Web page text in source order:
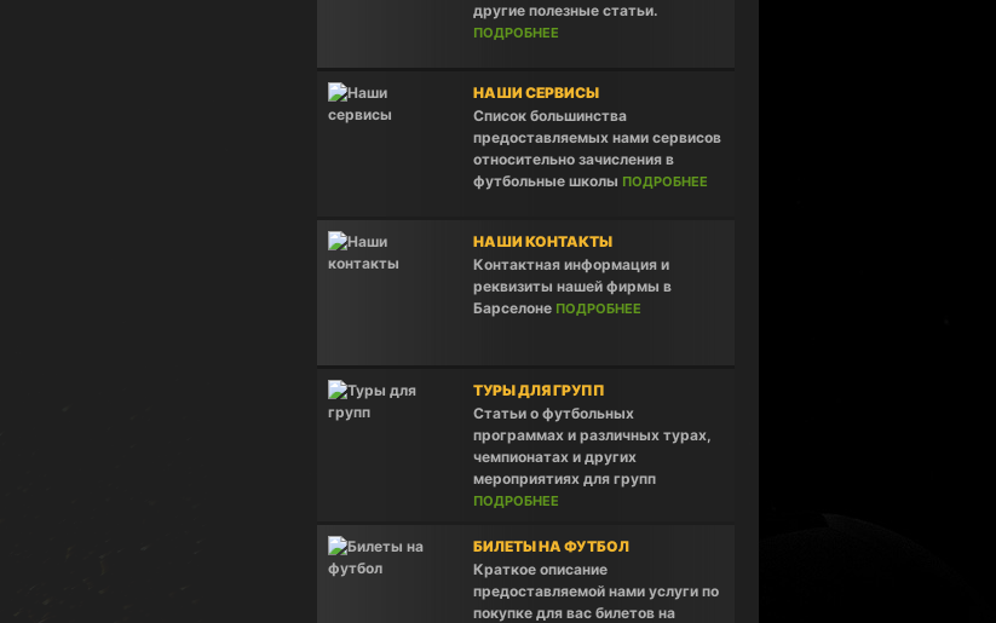
другие полезные статьи.
ПОДРОБНЕЕ
НАШИ СЕРВИСЫ
Список большинства
предоставляемых нами сервисов
относительно зачисления в
футбольные школы ПОДРОБНЕЕ
НАШИ КОНТАКТЫ
Контактная информация и
реквизиты нашей фирмы в
Барселоне ПОДРОБНЕЕ
ТУРЫ ДЛЯ ГРУПП
Статьи о футбольных
программах и различных турах,
чемпионатах и других
мероприятиях для групп
ПОДРОБНЕЕ
БИЛЕТЫ НА ФУТБОЛ
Краткое описание
предоставляемой нами услуги по
покупке для вас билетов на